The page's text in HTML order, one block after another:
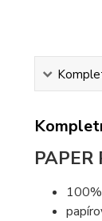
PAPER